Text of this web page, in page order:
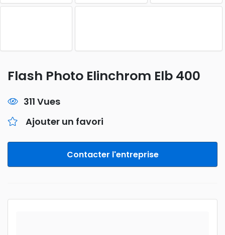
Flash Photo Elinchrom Elb 400
311 Vues
Ajouter un favori
Contacter l'entreprise